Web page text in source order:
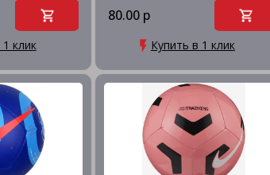
клик
80.00 р
Купить в 1 клик